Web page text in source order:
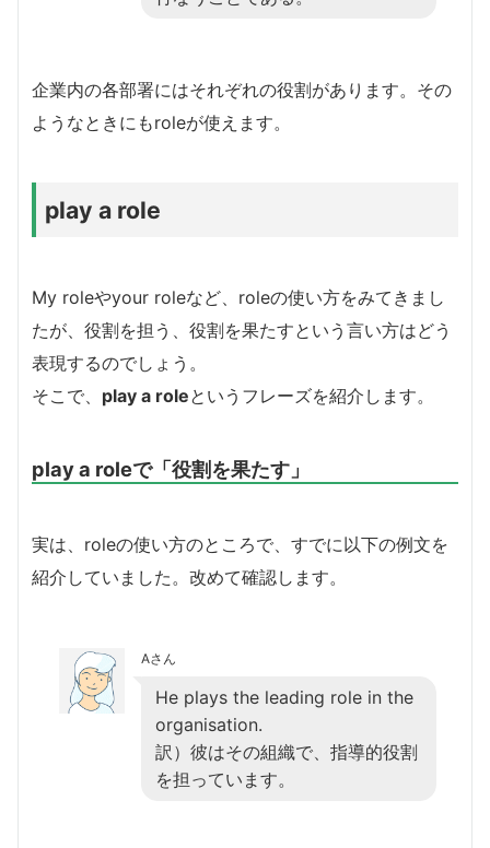
企業内の各部署にはそれぞれの役割があります。その
ようなときにもroleが使えます。
play a role
My roleやyour roleなど、roleの使い方をみてきまし
たが、役割を担う、役割を果たすという言い方はどう
表現するのでしょう。
そこで、 play a roleというフレーズを紹介します。
play a roleで「役割を果たす」
実は、roleの使い方のところで、すでに以下の例文を
紹介していました。改めて確認します。
Aさん
He plays the leading role in the
organisation.
訳）彼はその組織で、指導的役割
を担っています。